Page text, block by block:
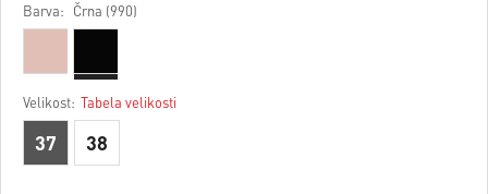
Barva: Črna (990)
Velikost: Tabela velikosti
37 38